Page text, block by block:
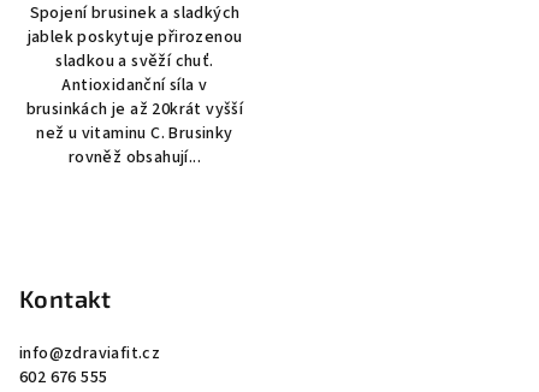
Spojení brusinek a sladkých
jablek poskytuje přirozenou
sladkou a svěží chuť.
Antioxidanční síla v
brusinkách je až 20krát vyšší
než u vitaminu C. Brusinky
rovněž obsahují...
Kontakt
info@zdraviafit.cz
602 676 555